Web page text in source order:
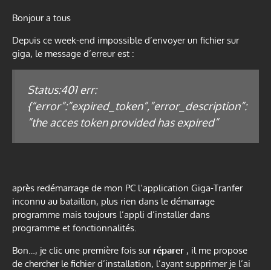
Bonjour a tous
Depuis ce week-end impossible d’envoyer un fichier sur
giga, le message d’erreur est :
Status:401 err:
{“error”:”expired_token”,”error_description”:
”the acces token provided has expired”
après redémarrage de mon PC l’application Giga-Tranfer
inconnu au bataillon, plus rien dans le démarrage
programme mais toujours l’appli d’installer dans
programme et fonctionnalités.
Bon…, je clic une première fois sur réparer , il me propose
de chercher le fichier d’installation, l’ayant supprimer je l’ai